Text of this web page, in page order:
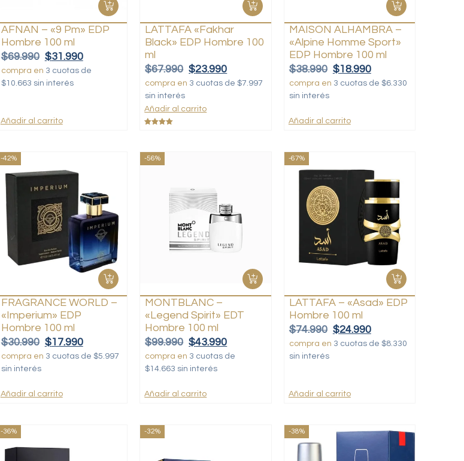
AFNAN – «9 Pm» EDP
Hombre 100 ml
$69.990 $31.990
compra en 3 cuotas de
$10.663 sin interés
Añadir al carrito
LATTAFA «Fakhar
Black» EDP Hombre 100
ml
$67.990 $23.990
compra en 3 cuotas de $7.997
sin interés
Añadir al carrito
MAISON ALHAMBRA –
«Alpine Homme Sport»
EDP Hombre 100 ml
$38.990 $18.990
compra en 3 cuotas de $6.330
sin interés
Añadir al carrito
-42%
FRAGRANCE WORLD –
«Imperium» EDP
Hombre 100 ml
$30.990 $17.990
compra en 3 cuotas de $5.997
sin interés
Añadir al carrito
-56%
MONTBLANC –
«Legend Spirit» EDT
Hombre 100 ml
$99.990 $43.990
compra en 3 cuotas de
$14.663 sin interés
Añadir al carrito
-67%
LATTAFA – «Asad» EDP
Hombre 100 ml
$74.990 $24.990
compra en 3 cuotas de $8.330
sin interés
Añadir al carrito
-36% -32% -38%